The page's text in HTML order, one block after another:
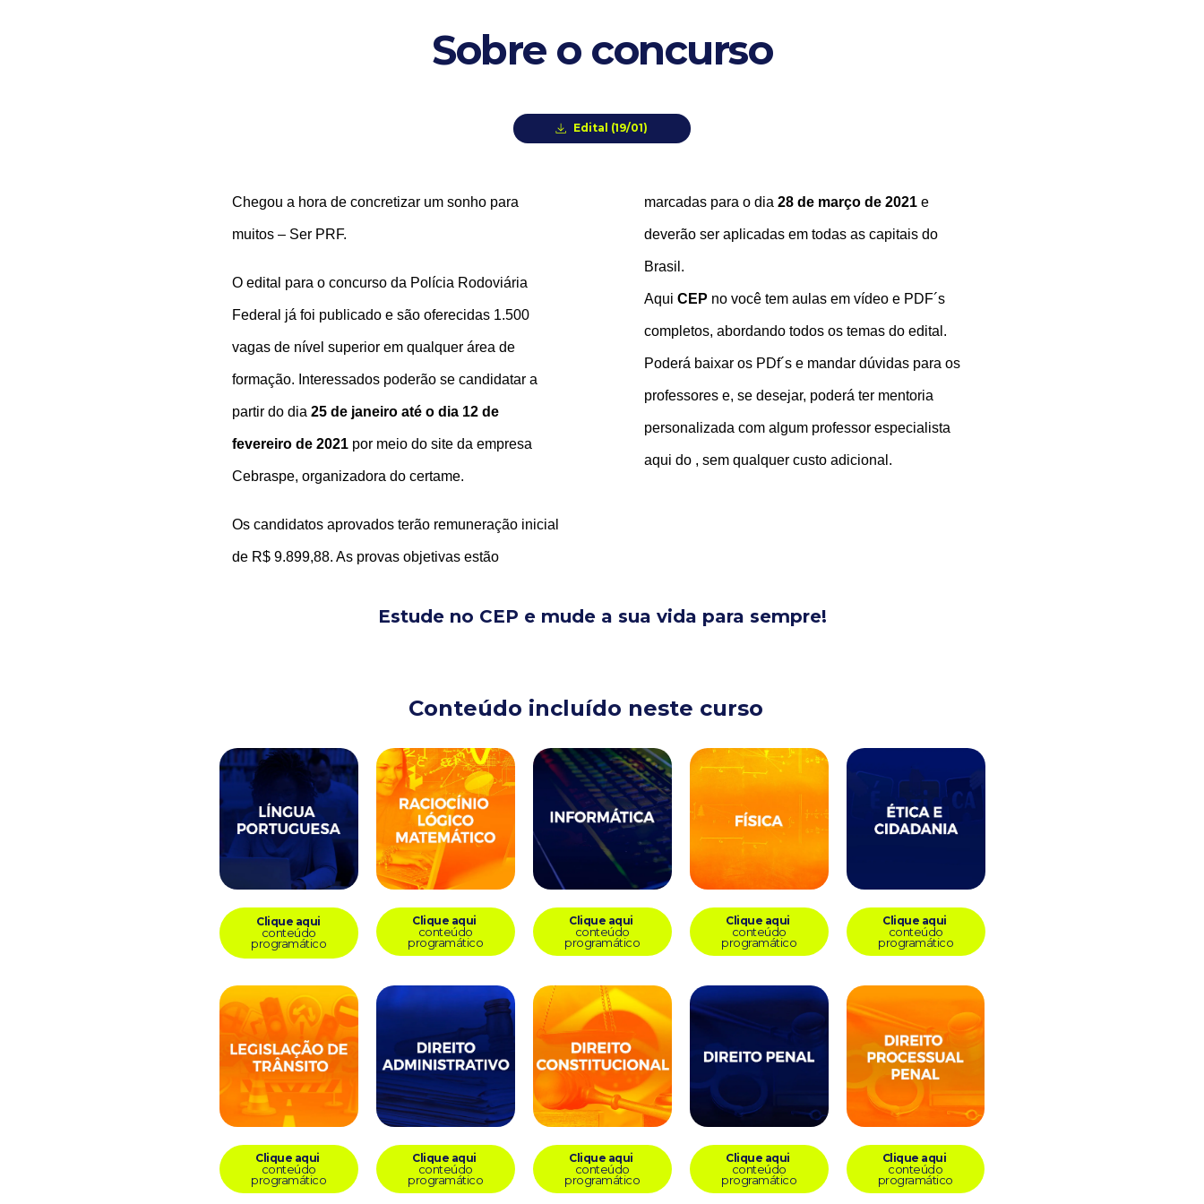
Sobre o concurso
Edital (19/01)
Chegou a hora de concretizar um sonho para
muitos – Ser PRF.
O edital para o concurso da Polícia Rodoviária
Federal já foi publicado e são oferecidas 1.500
vagas de nível superior em qualquer área de
formação. Interessados poderão se candidatar a
partir do dia25 de janeiro até o dia 12 de
fevereiro de 2021 por meio do site da empresa
Cebraspe, organizadora do certame.
Os candidatos aprovados terão remuneração inicial
de R$ 9.899,88. As provas objetivas estão
marcadas para o dia28 de março de 2021 e
deverão ser aplicadas em todas as capitais do
Brasil.
AquiCEP novocê tem aulas em vídeo e PDF´s
completos, abordando todos os temas do edital.
Poderá baixar os PDf´s e mandar dúvidas para os
professores e, se desejar, poderá ter mentoria
personalizada com algum professor especialista
aqui do , sem qualquer custo adicional.
Estude no CEP e mude a sua vida para sempre!
Conteúdo incluído neste curso
Clique aqui
conteúdo
programático
Clique aqui
conteúdo
programático
Clique aqui
conteúdo
programático
Clique aqui
conteúdo
programático
Clique aqui
conteúdo
programático
Clique aqui
conteúdo
programático
Clique aqui
conteúdo
programático
Clique aqui
conteúdo
programático
Clique aqui
conteúdo
programático
Clique aqui
conteúdo
programático